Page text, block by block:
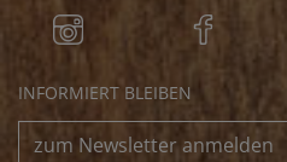
INFORMIERT BLEIBEN
zum Newsletter anmelden